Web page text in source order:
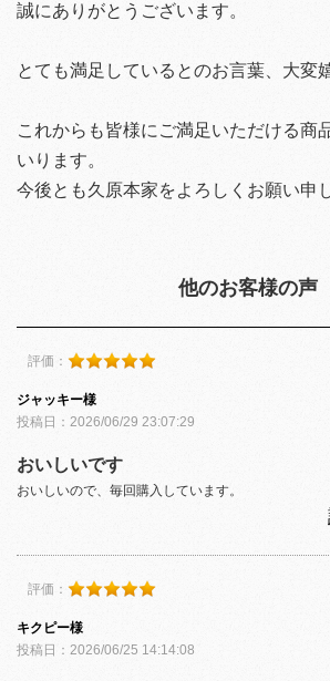
誠にありがとうございます。
とても満足しているとのお言葉、大変
これからも皆様にご満足いただける商
いります。
今後とも久原本家をよろしくお願い申
他のお客様の声
評価：
ジャッキー様
投稿日：2026/06/29 23:07:29
おいしいです
おいしいので、毎回購入しています。
評価：
キクピー様
投稿日：2026/06/25 14:14:08